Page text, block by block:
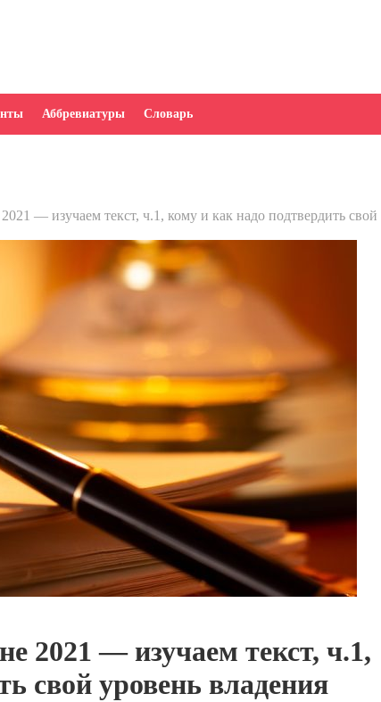
Аббревиатуры Словарь
— изучаем текст, ч.1, кому и как надо подтвердить свой
2021 — изучаем текст, ч.1,
свой уровень владения